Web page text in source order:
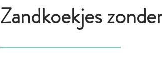
Zandkoekjes